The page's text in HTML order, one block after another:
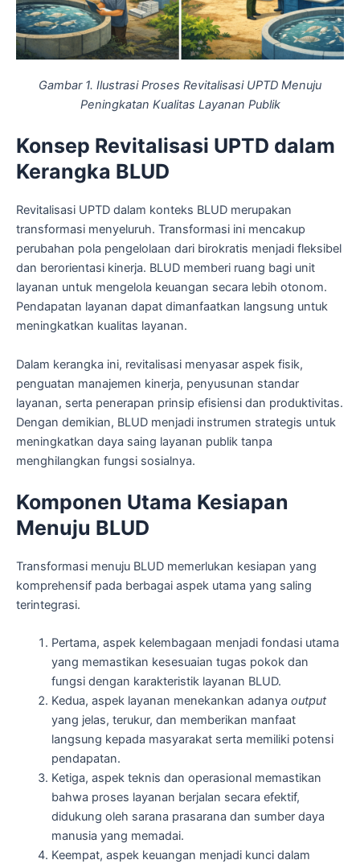
Gambar 1. Ilustrasi Proses Revitalisasi UPTD Menuju
Peningkatan Kualitas Layanan Publik
Konsep Revitalisasi UPTD dalam
Kerangka BLUD
Revitalisasi UPTD dalam konteks BLUD merupakan
transformasi menyeluruh. Transformasi ini mencakup
perubahan pola pengelolaan dari birokratis menjadi fleksibel
dan berorientasi kinerja. BLUD memberi ruang bagi unit
layanan untuk mengelola keuangan secara lebih otonom.
Pendapatan layanan dapat dimanfaatkan langsung untuk
meningkatkan kualitas layanan.
Dalam kerangka ini, revitalisasi menyasar aspek fisik,
penguatan manajemen kinerja, penyusunan standar
layanan, serta penerapan prinsip efisiensi dan produktivitas.
Dengan demikian, BLUD menjadi instrumen strategis untuk
meningkatkan daya saing layanan publik tanpa
menghilangkan fungsi sosialnya.
Komponen Utama Kesiapan
Menuju BLUD
Transformasi menuju BLUD memerlukan kesiapan yang
komprehensif pada berbagai aspek utama yang saling
terintegrasi.
Pertama, aspek kelembagaan menjadi fondasi utama
yang memastikan kesesuaian tugas pokok dan
fungsi dengan karakteristik layanan BLUD.
Kedua, aspek layanan menekankan adanya output
yang jelas, terukur, dan memberikan manfaat
langsung kepada masyarakat serta memiliki potensi
pendapatan.
Ketiga, aspek teknis dan operasional memastikan
bahwa proses layanan berjalan secara efektif,
didukung oleh sarana prasarana dan sumber daya
manusia yang memadai.
Keempat, aspek keuangan menjadi kunci dalam